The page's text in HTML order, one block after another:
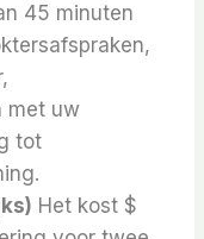
45 minuten
met uw
tot
Het kost $